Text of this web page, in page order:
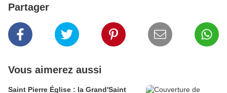
Partager
Vous aimerez aussi
Saint Pierre Église : la Grand'Saint